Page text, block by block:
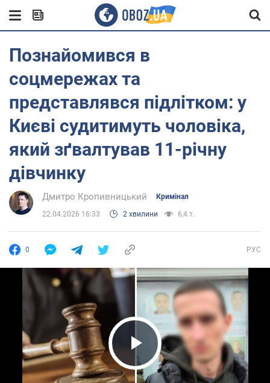
Познайомився в
соцмережах та
представлявся підлітком: у
Києві судитимуть чоловіка,
який зґвалтував 11-річну
дівчинку
Дмитро Кропивницький Кримінал
22.04.2026 16:33 2 хвилини 6,4 т.
0 РУС
Play Video